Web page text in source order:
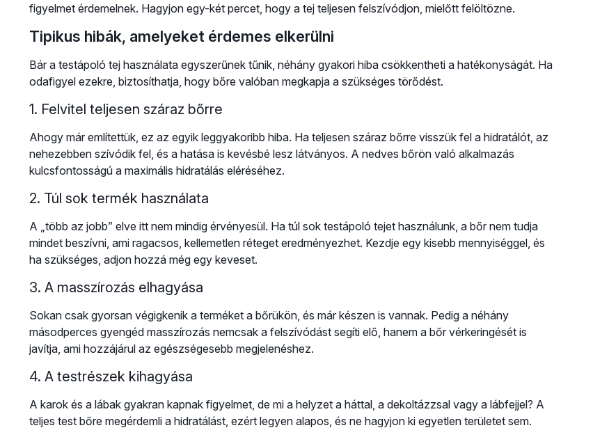
figyelmet érdemelnek. Hagyjon egy-két percet, hogy a tej teljesen felszívódjon, mielőtt felöltözne.
Tipikus hibák, amelyeket érdemes elkerülni
Bár a testápoló tej használata egyszerűnek tűnik, néhány gyakori hiba csökkentheti a hatékonyságát. Ha
odafigyel ezekre, biztosíthatja, hogy bőre valóban megkapja a szükséges törődést.
1. Felvitel teljesen száraz bőrre
Ahogy már említettük, ez az egyik leggyakoribb hiba. Ha teljesen száraz bőrre visszük fel a hidratálót, az
nehezebben szívódik fel, és a hatása is kevésbé lesz látványos. A nedves bőrön való alkalmazás
kulcsfontosságú a maximális hidratálás eléréséhez.
2. Túl sok termék használata
A „több az jobb” elve itt nem mindig érvényesül. Ha túl sok testápoló tejet használunk, a bőr nem tudja
mindet beszívni, ami ragacsos, kellemetlen réteget eredményezhet. Kezdje egy kisebb mennyiséggel, és
ha szükséges, adjon hozzá még egy keveset.
3. A masszírozás elhagyása
Sokan csak gyorsan végigkenik a terméket a bőrükön, és már készen is vannak. Pedig a néhány
másodperces gyengéd masszírozás nemcsak a felszívódást segíti elő, hanem a bőr vérkeringését is
javítja, ami hozzájárul az egészségesebb megjelenéshez.
4. A testrészek kihagyása
A karok és a lábak gyakran kapnak figyelmet, de mi a helyzet a háttal, a dekoltázzsal vagy a lábfejjel? A
teljes test bőre megérdemli a hidratálást, ezért legyen alapos, és ne hagyjon ki egyetlen területet sem.